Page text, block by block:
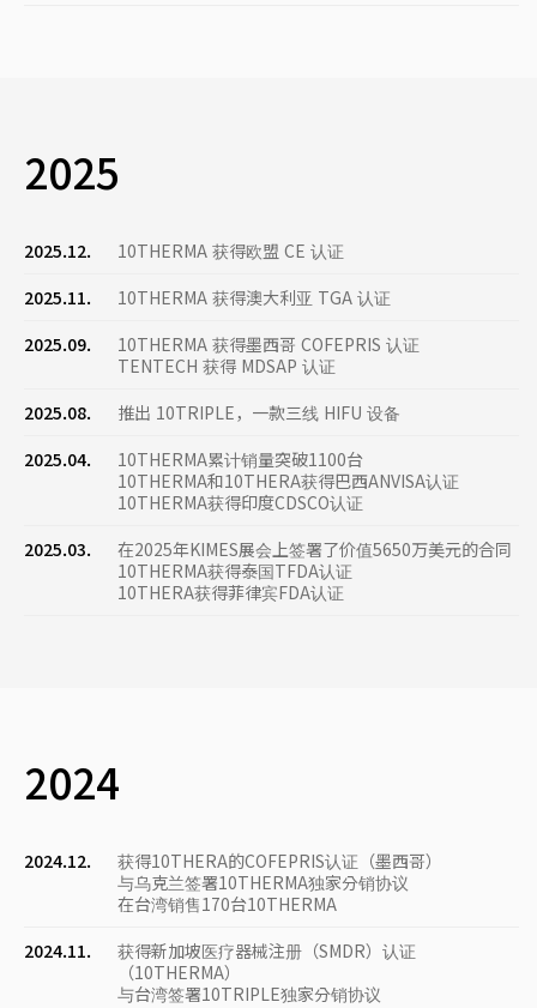
2025
2025.12.
10THERMA 获得欧盟 CE 认证
2025.11.
10THERMA 获得澳大利亚 TGA 认证
2025.09.
10THERMA 获得墨西哥 COFEPRIS 认证
TENTECH 获得 MDSAP 认证
2025.08.
推出 10TRIPLE，一款三线 HIFU 设备
2025.04.
10THERMA累计销量突破1100台
10THERMA和10THERA获得巴西ANVISA认证
10THERMA获得印度CDSCO认证
2025.03.
在2025年KIMES展会上签署了价值5650万美元的合同
10THERMA获得泰国TFDA认证
10THERA获得菲律宾FDA认证
2024
2024.12.
获得10THERA的COFEPRIS认证（墨西哥）
与乌克兰签署10THERMA独家分销协议
在台湾销售170台10THERMA
2024.11.
获得新加坡医疗器械注册（SMDR）认证
（10THERMA）
与台湾签署10TRIPLE独家分销协议